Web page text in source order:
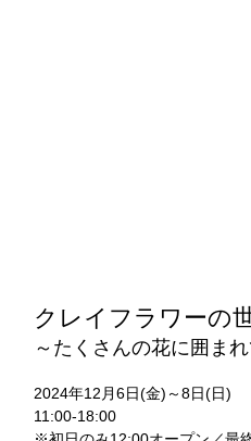
クレイフラワーの
～たくさんの花に囲まれ
2024年12月6日(金)～8日(日)
11:00-18:00